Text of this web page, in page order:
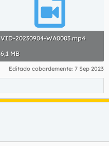
VID-20230904-WA0003.mp4
6,1 MB
Editado cobardemente: 7 Sep 2023